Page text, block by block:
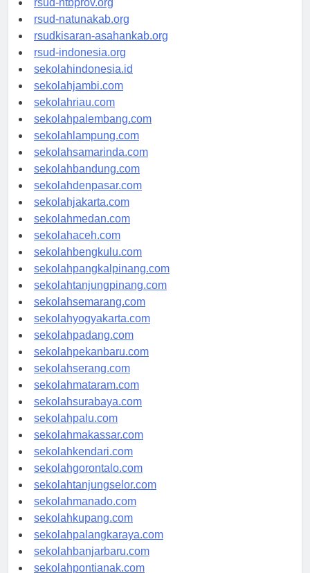
rsud-ntbprov.org
rsud-natunakab.org
rsudkisaran-asahankab.org
rsud-indonesia.org
sekolahindonesia.id
sekolahjambi.com
sekolahriau.com
sekolahpalembang.com
sekolahlampung.com
sekolahsamarinda.com
sekolahbandung.com
sekolahdenpasar.com
sekolahjakarta.com
sekolahmedan.com
sekolahaceh.com
sekolahbengkulu.com
sekolahpangkalpinang.com
sekolahtanjungpinang.com
sekolahsemarang.com
sekolahyogyakarta.com
sekolahpadang.com
sekolahpekanbaru.com
sekolahserang.com
sekolahmataram.com
sekolahsurabaya.com
sekolahpalu.com
sekolahmakassar.com
sekolahkendari.com
sekolahgorontalo.com
sekolahtanjungselor.com
sekolahmanado.com
sekolahkupang.com
sekolahpalangkaraya.com
sekolahbanjarbaru.com